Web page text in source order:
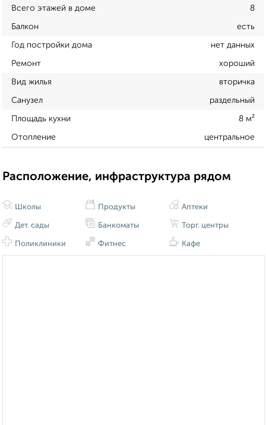
Всего этажей в доме 8
Балкон есть
Год постройки дома нет данных
Ремонт хороший
Вид жилья вторичка
Санузел раздельный
Площадь кухни 8 м²
Отопление центральное
Расположение, инфраструктура рядом
Школы
Дет. сады
Поликлиники
Продукты
Банкоматы
Фитнес
Аптеки
Торг. центры
Кафе